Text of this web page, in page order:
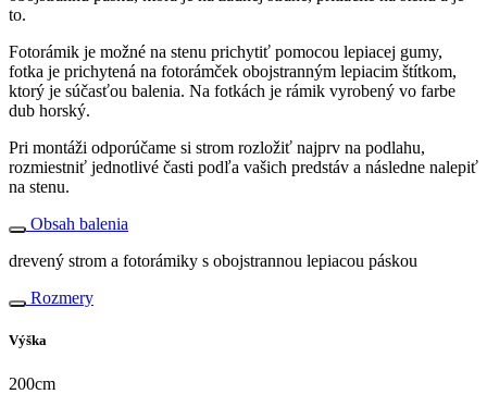
to.
Fotorámik je možné na stenu prichytiť pomocou lepiacej gumy,
fotka je prichytená na fotorámček obojstranným lepiacim štítkom,
ktorý je súčasťou balenia. Na fotkách je rámik vyrobený vo farbe
dub horský.
Pri montáži odporúčame si strom rozložiť najprv na podlahu,
rozmiestniť jednotlivé časti podľa vašich predstáv a následne nalepiť
na stenu.
Obsah balenia
drevený strom a fotorámiky s obojstrannou lepiacou páskou
Rozmery
Výška
200cm